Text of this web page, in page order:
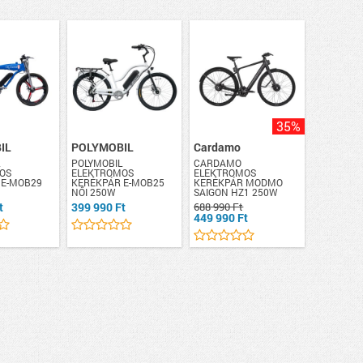
MOB29
POLYMOBIL
POLYMOBIL
ELEKTROMOS
KERÉKPÁR E-MOB25
NŐI 250W
399 990 Ft
35%
Cardamo
CARDAMO
ELEKTROMOS
KERÉKPÁR MODMO
SAIGON HZ1 250W
688 990 Ft
449 990 Ft